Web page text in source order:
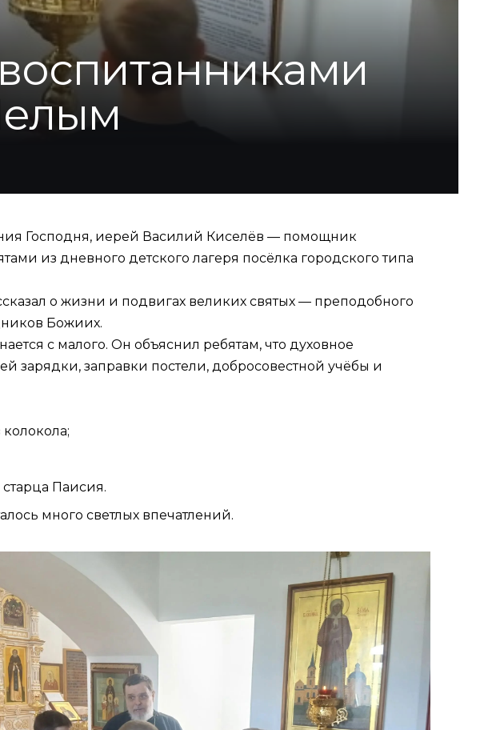
Господня, иерей Василий Киселёв — помощник
из дневного детского лагеря посёлка городского типа
о жизни и подвигах великих святых — преподобного
Божиих.
с малого. Он объяснил ребятам, что духовное
зарядки, заправки постели, добросовестной учёбы и
Паисия.
много светлых впечатлений.